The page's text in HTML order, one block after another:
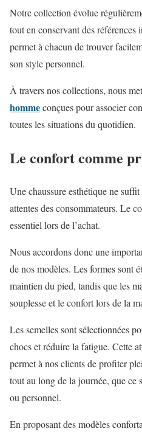
Notre collection évolue
tout en conservant des références
permet à chacun de trouver
son style personnel.
À travers nos collections, nous
hommeconçues pour associer
toutes les situations du quotidien.
Le confort comme
Une chaussure esthétique ne
attentes des consommateurs. Le
essentiel lors de l’achat.
Nous accordons donc une
de nos modèles. Les formes sont
maintien du pied, tandis que les
souplesse et le confort lors de la
Les semelles sont sélectionnées
chocs et réduire la fatigue. Cette
permet à nos clients de profiter
tout au long de la journée, que ce
ou personnel.
En proposant des modèles